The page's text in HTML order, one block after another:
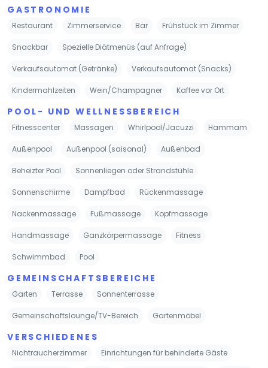
GASTRONOMIE
Restaurant Zimmerservice Bar Frühstück im Zimmer
Snackbar Spezielle Diätmenüs (auf Anfrage)
Verkaufsautomat (Getränke) Verkaufsautomat (Snacks)
Kindermahlzeiten Wein/Champagner Kaffee vor Ort
POOL- UND WELLNESSBEREICH
Fitnesscenter Massagen Whirlpool/Jacuzzi Hammam
Außenpool Außenpool (saisonal) Außenbad
Beheizter Pool Sonnenliegen oder Strandstühle
Sonnenschirme Dampfbad Rückenmassage
Nackenmassage Fußmassage Kopfmassage
Handmassage Ganzkörpermassage Fitness
Schwimmbad Pool
GEMEINSCHAFTSBEREICHE
Garten Terrasse Sonnenterrasse
Gemeinschaftslounge/TV-Bereich Gartenmöbel
VERSCHIEDENES
Nichtraucherzimmer Einrichtungen für behinderte Gäste